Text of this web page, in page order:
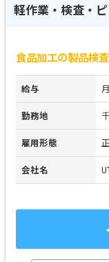
軽作業・検査・
食品加工の製品検
給与
勤務地
雇用形態
会社名